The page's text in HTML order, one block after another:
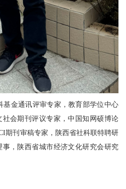
基金通讯评审专家，教育部学位中心
会期刊评议专家，中国知网硕博论
期刊审稿专家，陕西省社科联特聘研
，陕西省城市经济文化研究会研究